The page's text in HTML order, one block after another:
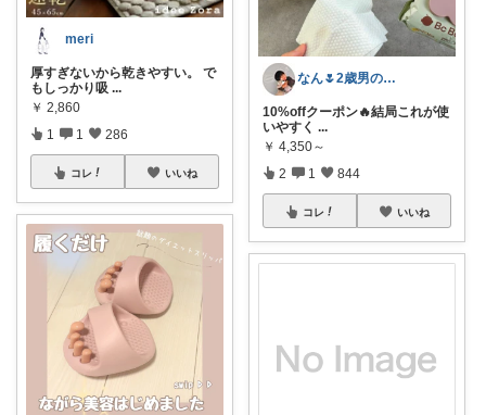
meri
厚すぎないから乾きやすい。 で
もしっかり吸 ...
￥ 2,860
1 1 286
コレ いいね
なん🌷2歳男の子ママ⿻*.アイコン変更
10%offクーポン🔥結局これが使
いやすく ...
￥ 4,350～
2 1 844
コレ いいね